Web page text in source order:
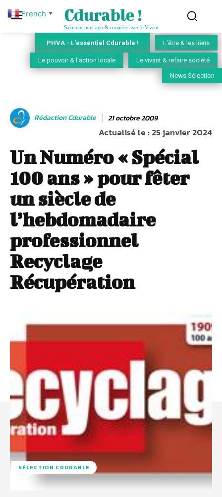
Cdurable !
Solutions pour agir & coopérer avec le Vivant
PHVA - L'essentiel Cdurable ! L'être & les liens
Le pouvoir & l'action locale Le vivant & refaire société
News Sélection
Rédaction Cdurable 21 octobre 2009
Actualisé le :25 janvier 2024
Un Numéro « Spécial
100 ans » pour fêter
un siècle de
l’hebdomadaire
professionnel
Recyclage
Récupération
SÉLECTION CDURABLE
French ▼